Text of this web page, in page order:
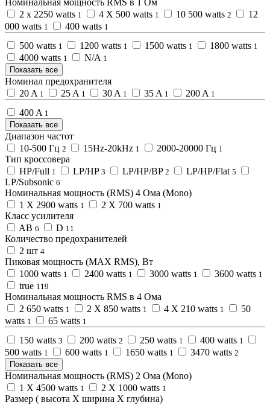
Номинальная мощность RMS в 1 Ом
2 x 2250 watts 1 4 X 500 watts 1 10 500 watts 2
12
000 watts 1 400 watts 1
500 watts 1 1200 watts 1 1500 watts 1 1800 watts 1
4000 watts 1 N/A 1
Показать все
Номинал предохранителя
20 A 1 25 A 1 30 A 1 35 A 1 200 A 1
400 A 1
Показать все
Диапазон частот
10-500 Гц 2 15Hz-20kHz 1 2000-20000 Гц 1
Тип кроссовера
HP/Full 1 LP/HP 3 LP/HP/BP 2 LP/HP/Flat 5
LP/Subsonic 6
Номинальная мощность (RMS) 4 Ома (Mono)
1 X 2900 watts 1 2 X 700 watts 1
Класс усилителя
AB 6 D 11
Количество предохранителей
2 шт 4
Пиковая мощность (MAX RMS), Вт
1000 watts 1 2400 watts 1 3000 watts 1 3600 watts 1
true 119
Номинальная мощность RMS в 4 Омa
2 650 watts 1 2 X 850 watts 1 4 X 210 watts 1
50
watts 1 65 watts 1
150 watts 3 200 watts 2 250 watts 1 400 watts 1
500 watts 1 600 watts 1 1650 watts 1 3470 watts 2
Показать все
Номинальная мощность (RMS) 2 Ома (Mono)
1 X 4500 watts 1 2 X 1000 watts 1
Размер ( высота Х ширина Х глубина)